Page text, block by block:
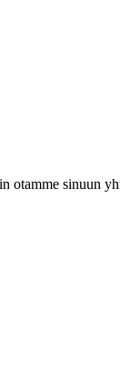
otamme sinuun